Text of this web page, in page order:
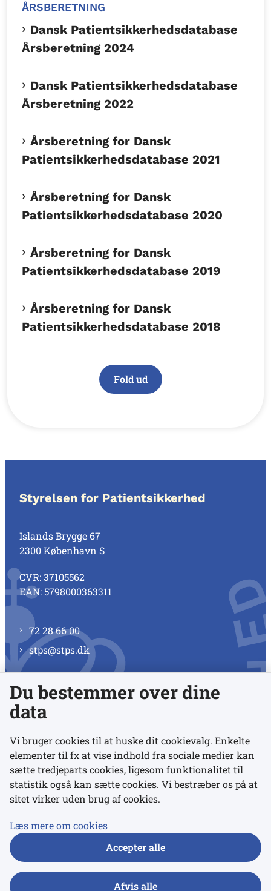
ÅRSBERETNING
Dansk Patientsikkerhedsdatabase
Årsberetning 2024
Dansk Patientsikkerhedsdatabase
Årsberetning 2022
Årsberetning for Dansk
Patientsikkerhedsdatabase 2021
Årsberetning for Dansk
Patientsikkerhedsdatabase 2020
Årsberetning for Dansk
Patientsikkerhedsdatabase 2019
Årsberetning for Dansk
Patientsikkerhedsdatabase 2018
Fold ud
Styrelsen for Patientsikkerhed
Islands Brygge 67
2300 København S
CVR: 37105562
EAN: 5798000363311
72 28 66 00
stps@stps.dk
Se alle kontaktnumre
Links
Udgivelser
Du bestemmer over dine
data
Vi bruger cookies til at huske dit cookievalg. Enkelte
elementer til fx at vise indhold fra sociale medier kan
sætte tredjeparts cookies, ligesom funktionalitet til
statistik også kan sætte cookies. Vi bestræber os på at
sitet virker uden brug af cookies.
Læs mere om cookies
Accepter alle
Afvis alle